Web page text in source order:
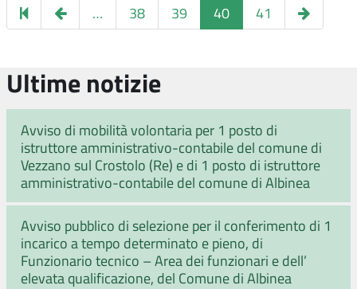
Pagina
precedente
… 38 39 40 41
Pagina
Ultime notizie
Avviso di mobilità volontaria per 1 posto di
istruttore amministrativo-contabile del comune di
Vezzano sul Crostolo (Re) e di 1 posto di istruttore
amministrativo-contabile del comune di Albinea
Avviso pubblico di selezione per il conferimento di 1
incarico a tempo determinato e pieno, di
Funzionario tecnico – Area dei funzionari e dell’
elevata qualificazione, del Comune di Albinea